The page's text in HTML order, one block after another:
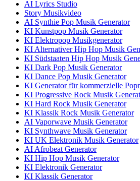
AI Lyrics Studio
Story Musikvideo
AI Synthie Pop Musik Generator
KI Kunstpop Musik Generator
KI Elektropop Musikgenerator
KI Alternativer Hip Hop Musik
KI Südstaaten Hip Hop Musik
KI Dark Pop Musik Generator
KI Dance Pop Musik Generator
KI Generator für kommerzielle
KI Progressive Rock Musik
KI Hard Rock Musik Generator
KI Klassik Rock Musik Generator
AI Vaporwave Musik Generator
KI Synthwave Musik Generator
KI UK Elektronik Musik Generator
AI Afrobeat Generator
KI Hip Hop Musik Generator
KI Elektronik Generator
KI Klassik Generator